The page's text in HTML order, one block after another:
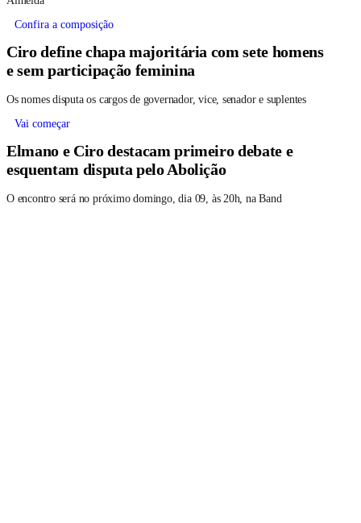
Confira a composição
Ciro define chapa majoritária com sete homens
e sem participação feminina
Os nomes disputa os cargos de governador, vice, senador e suplentes
Vai começar
Elmano e Ciro destacam primeiro debate e
esquentam disputa pelo Abolição
O encontro será no próximo domingo, dia 09, às 20h, na Band